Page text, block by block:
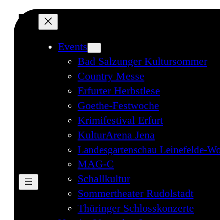
Events
Bad Salzunger Kultursommer
Country Messe
Erfurter Herbstlese
Goethe-Festwoche
Krimifestival Erfurt
KulturArena Jena
Landesgartenschau Leinefelde-
MAG-C
Schallkultur
Sommertheater Rudolstadt
Thüringer Schlosskonzerte